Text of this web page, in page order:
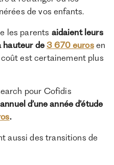
de vos enfants.
les parents aidaient leurs
hauteur de3 670 euros en
est certainement plus
pour Cofidis
d’une année d’étude
.
aussi des transitions de